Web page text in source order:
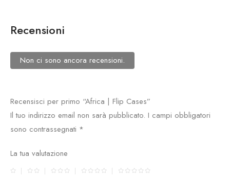
Recensioni
Non ci sono ancora recensioni.
Recensisci per primo “Africa | Flip Cases”
Il tuo indirizzo email non sarà pubblicato. I campi obbligatori
sono contrassegnati *
La tua valutazione